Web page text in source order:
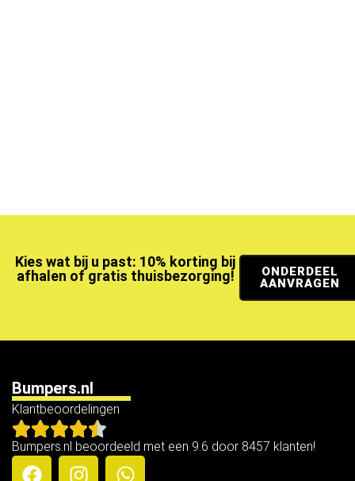
Kies wat bij u past: 10% korting bij
afhalen of gratis thuisbezorging!
ONDERDEEL
AANVRAGEN
Bumpers.nl
Klantbeoordelingen
Bumpers.nl beoordeeld met een 9.6 door 8457 klanten!